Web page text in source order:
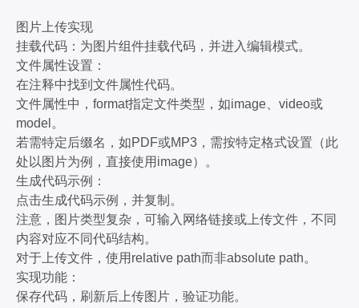
图片上传实现
挂载代码：为图片组件挂载代码，并进入编辑模式。
文件属性设置：
在注释中找到文件属性代码。
文件属性中，format指定文件类型，如image、video或
model。
若需特定后缀名，如PDF或MP3，需按特定格式设置（此
处以图片为例，直接使用image）。
生成代码示例：
点击生成代码示例，并复制。
注意，图片类型复杂，可输入网络链接或上传文件，不同
内容对应不同代码结构。
对于上传文件，使用relative path而非absolute path。
实现功能：
保存代码，刷新后上传图片，验证功能。